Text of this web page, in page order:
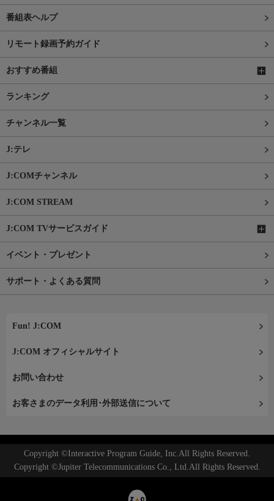
番組表ヘルプ
リモート録画予約ガイド
おすすめ番組
ランキング
チャンネル一覧
J:テレ
J:COMチャンネル
J:COM STREAM
J:COM TVサービスガイド
イベント・プレゼント
サポート・よくある質問
Fun! J:COM
J:COM オフィシャルサイト
お問い合わせ
お客さまのデータ利用･外部送信について
Copyright ©Interactive Program Guide, Inc.All Rights Reserved.
Copyright ©Jupiter Telecommunications Co., Ltd.All Rights Reserved.